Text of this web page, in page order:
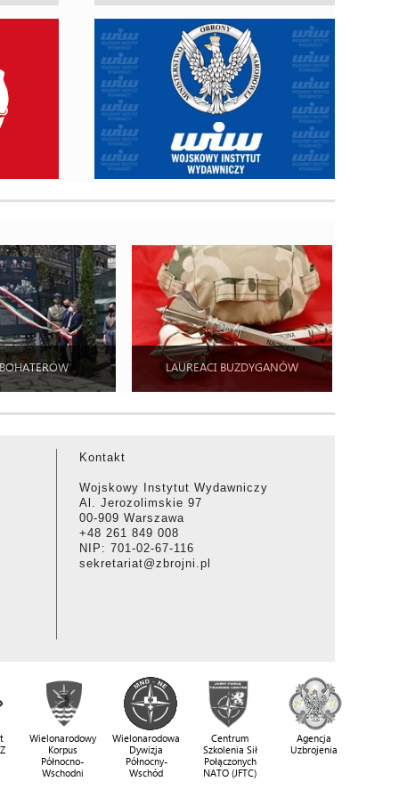
LAUREACI BUZDYGANÓW
Kontakt
Wojskowy Instytut Wydawniczy
Al. Jerozolimskie 97
00-909 Warszawa
+48 261 849 008
NIP: 701-02-67-116
sekretariat@zbrojni.pl
Wielonarodowy
Korpus
Północno-
Wschodni
Wielonarodowa
Dywizja
Północny-
Wschód
Centrum
Szkolenia Sił
Połączonych
NATO (JFTC)
Agencja
Uzbrojenia